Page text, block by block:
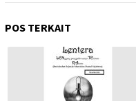
POS TERKAIT